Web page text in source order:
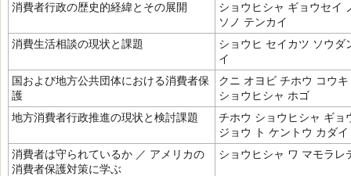
消費者行政の歴史的経緯とその展開
ショウヒシャ ギョウセイ
ソノ テンカイ
消費生活相談の現状と課題
ショウヒ セイカツ ソウダ
イ
国および地方公共団体における消費者保
護
クニ オヨビ チホウ コウ
ショウヒシャ ホゴ
地方消費者行政推進の現状と検討課題
チホウ ショウヒシャ ギョ
ジョウ ト ケントウ カダイ
消費者は守られているか ／ アメリカの
消費者保護対策に学ぶ
ショウヒシャ ワ マモラレ